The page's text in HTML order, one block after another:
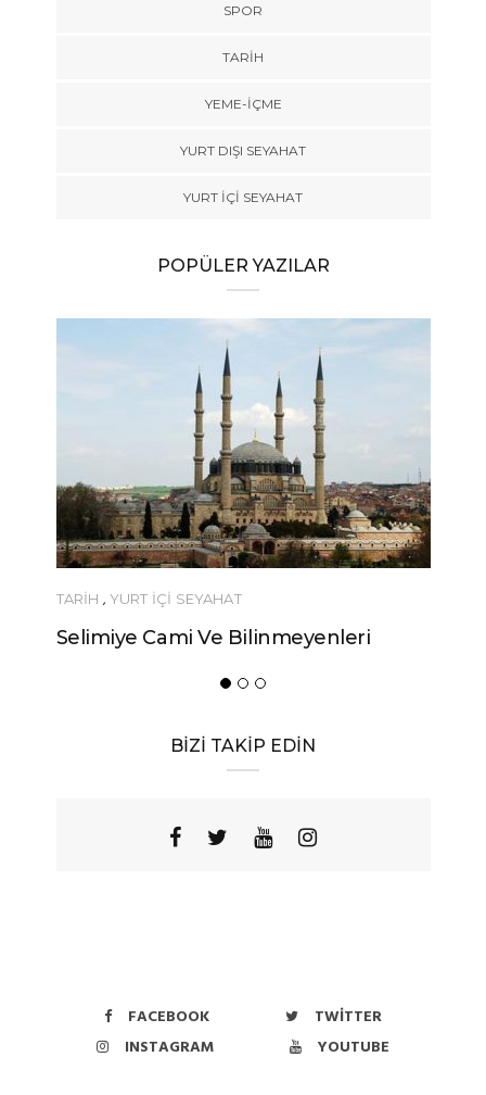
SPOR
TARİH
YEME-İÇME
YURT DIŞI SEYAHAT
YURT İÇİ SEYAHAT
POPÜLER YAZILAR
TARİH , YURT İÇİ SEYAHAT
Selimiye Cami Ve Bilinmeyenleri
BİZİ TAKİP EDİN
FACEBOOK
TWITTER
INSTAGRAM
YOUTUBE